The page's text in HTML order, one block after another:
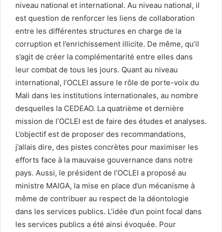
niveau national et international. Au niveau national, il
est question de renforcer les liens de collaboration
entre les différentes structures en charge de la
corruption et l’enrichissement illicite. De même, qu’il
s’agit de créer la complémentarité entre elles dans
leur combat de tous les jours. Quant au niveau
international, l’OCLEI assure le rôle de porte-voix du
Mali dans les institutions internationales, au nombre
desquelles la CEDEAO. La quatrième et dernière
mission de l’OCLEI est de faire des études et analyses.
L’objectif est de proposer des recommandations,
j’allais dire, des pistes concrètes pour maximiser les
efforts face à la mauvaise gouvernance dans notre
pays. Aussi, le président de l’OCLEI a proposé au
ministre MAIGA, la mise en place d’un mécanisme à
même de contribuer au respect de la déontologie
dans les services publics. L’idée d’un point focal dans
les services publics a été ainsi évoquée. Pour